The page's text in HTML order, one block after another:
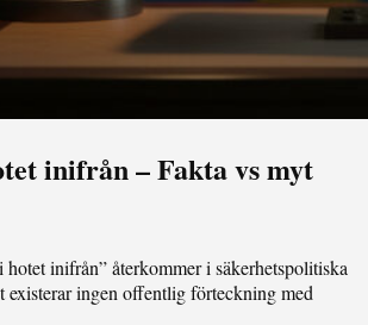
inifrån – Fakta vs myt
inifrån” återkommer i säkerhetspolitiska
existerar ingen offentlig förteckning med